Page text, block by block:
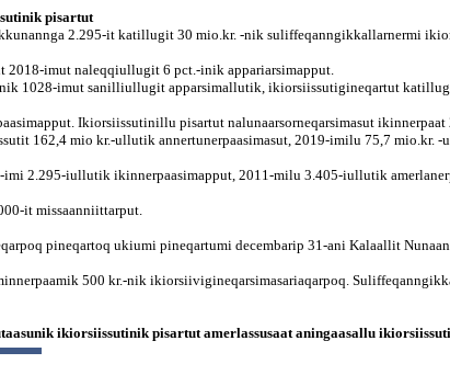
pisartut
2.295-it katillugit 30 mio.kr. -nik suliffeqanngikkallarnermi
imut naleqqiullugit 6 pct.-inik appariarsimapput.
1028-imut sanilliullugit apparsimallutik, ikiorsiissutigineqartut
Ikiorsiissutinillu pisartut nalunaarsorneqarsimasut
162,4 mio kr.-ullutik annertunerpaasimasut, 2019-imilu 75,7 mio.kr.
2.295-iullutik ikinnerpaasimapput, 2011-milu 3.405-iullutik
it missaanniittarput.
pineqartoq ukiumi pineqartumi decembarip 31-ani Kalaallit
500 kr.-nik ikiorsiivigineqarsimasariaqarpoq.
ikiorsiissutinik pisartut amerlassusaat aningaasallu